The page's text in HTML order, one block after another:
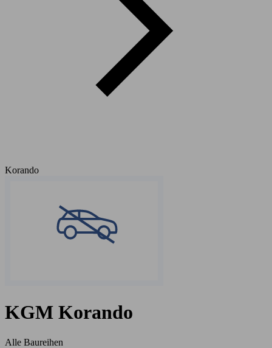
Korando
KGM Korando
Alle Baureihen